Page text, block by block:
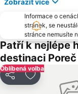
Marina Portorož
Old town
Zlatni Rt
Krka Strunjan
Borik
Adris Exhibition &
Informace o
stránek, se
stránce nemusíte
Patří k nejlépe
destinaci Poreč
Oblíbená volba
Sdílet Přidat na